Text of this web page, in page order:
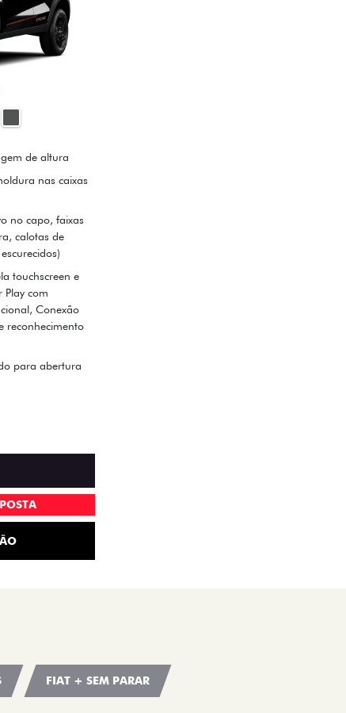
de altura
nas caixas
no capo, faixas
calotas de
touchscreen e
Play com
Conexão
reconhecimento
para abertura
FIAT + SEM PARAR